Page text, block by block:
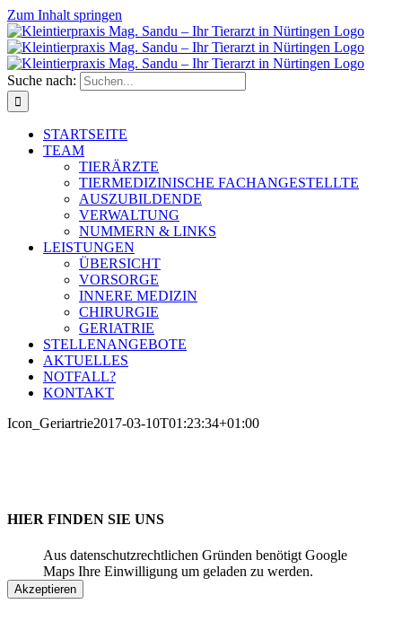
Zum Inhalt springen
Suche nach:
STARTSEITE
TEAM
TIERÄRZTE
TIERMEDIZINISCHE FACHANGESTELLTE
AUSZUBILDENDE
VERWALTUNG
NUMMERN & LINKS
LEISTUNGEN
ÜBERSICHT
VORSORGE
INNERE MEDIZIN
CHIRURGIE
GERIATRIE
STELLENANGEBOTE
AKTUELLES
NOTFALL?
KONTAKT
Icon_Geriartrie2017-03-10T01:23:34+01:00
HIER FINDEN SIE UNS
Aus datenschutzrechtlichen Gründen benötigt Google
Maps Ihre Einwilligung um geladen zu werden.
Akzeptieren